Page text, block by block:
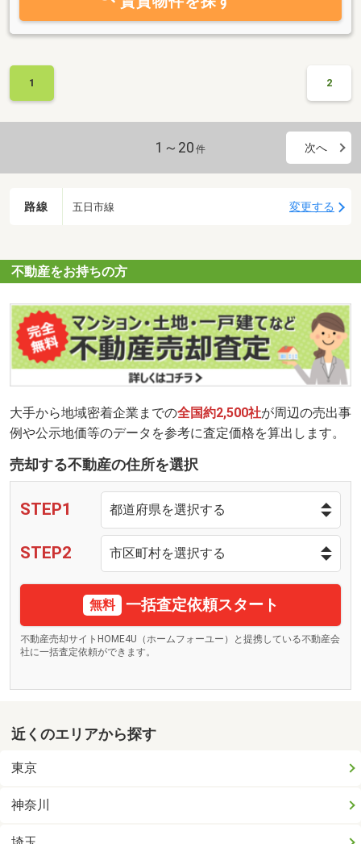
1 2
1～20 件 次へ
路線 五日市線 変更する
不動産をお持ちの方
大手から地域密着企業までの全国約2,500社が周辺の売出事
例や公示地価等のデータを参考に査定価格を算出します。
売却する不動産の住所を選択
STEP1
STEP2
無料 一括査定依頼スタート
不動産売却サイトHOME4U（ホームフォーユー）と提携している不動産会
社に一括査定依頼ができます。
近くのエリアから探す
東京
神奈川